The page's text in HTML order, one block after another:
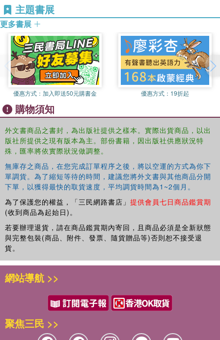
Scholars believe, and we concur, that this work is
important enough to be preserved, reproduced, and made
generally available to the public. We appreciate your
support of the preservation process, and thank you for
being an important part of keeping this knowledge alive
and relevant.
主題書展
更多書展
優惠方式： 加入即送50元購書金 優惠方式： 19折起
購物須知
外文書商品之書封，為出版社提供之樣本。實際出貨商品，以出
版社所提供之現有版本為主。部份書籍，因出版社供應狀況特
殊，匯率將依實際狀況做調整。
無庫存之商品，在您完成訂單程序之後，將以空運的方式為你下
單調貨。為了縮短等待的時間，建議您將外文書與其他商品分開
下單，以獲得最快的取貨速度，平均調貨時間為1~2個月。
為了保護您的權益，「三民網路書店」 提供會員七日商品鑑賞期
(收到商品為起始日)。
若要辦理退貨，請在商品鑑賞期內寄回，且商品必須是全新狀態
與完整包裝(商品、附件、發票、隨貨贈品等)否則恕不接受退
貨。
網站導航 >>
聚焦三民 >>